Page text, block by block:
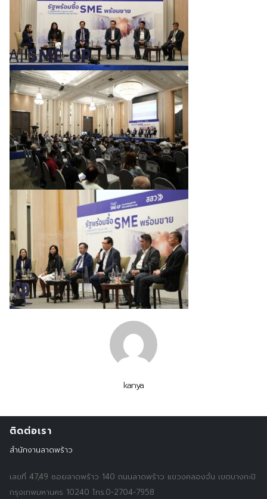
kanya
ติดต่อเรา
สำนักงานลาดพร้าว
เลขที่ 47,49 ซอยลาดพร้าว 140 ถนนลาดพร้าว แขวงคลองจั่น เขตบางกะปิ
กรุงเทพมหานคร 10240 โทร.0-2704-7958